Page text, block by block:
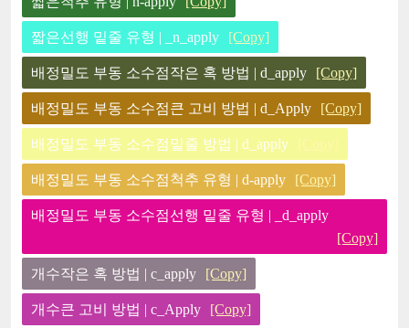
짧은선행 밑줄 유형 | _n_apply [Copy]
배정밀도 부동 소수점작은 혹 방법 | d_apply [Copy]
배정밀도 부동 소수점큰 고비 방법 | d_Apply [Copy]
배정밀도 부동 소수점밑줄 방법 | d_apply [Copy]
배정밀도 부동 소수점척추 유형 | d-apply [Copy]
배정밀도 부동 소수점선행 밑줄 유형 | _d_apply
[Copy]
개수작은 혹 방법 | c_apply [Copy]
개수큰 고비 방법 | c_Apply [Copy]